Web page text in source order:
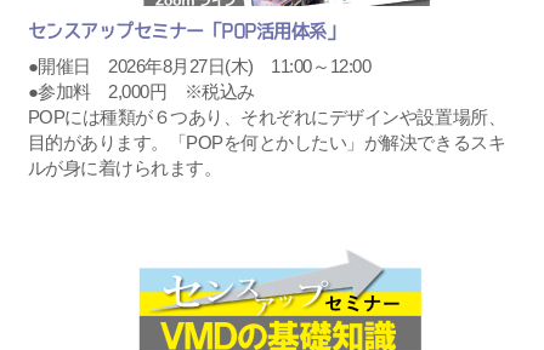
センスアップセミナー「POP活用体系」
●開催日 2026年8月27日(木) 11:00～12:00
●参加料 2,000円 ※税込み
POPには種類が６つあり、それぞれにデザインや設置場所、
目的があります。「POPを何とかしたい」が解決できるスキ
ルが身に着けられます。